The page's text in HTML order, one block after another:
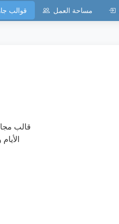
قوالب مساحة العمل
قالب